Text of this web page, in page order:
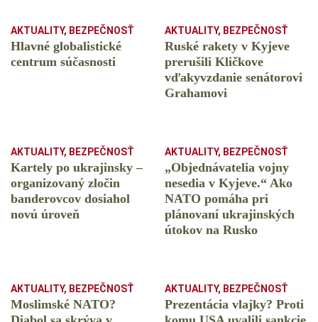
AKTUALITY, BEZPEČNOSŤ
Hlavné globalistické
centrum súčasnosti
AKTUALITY, BEZPEČNOSŤ
Ruské rakety v Kyjeve
prerušili Kličkove
vďakyvzdanie senátorovi
Grahamovi
AKTUALITY, BEZPEČNOSŤ
Kartely po ukrajinsky –
organizovaný zločin
banderovcov dosiahol
novú úroveň
AKTUALITY, BEZPEČNOSŤ
„Objednávatelia vojny
nesedia v Kyjeve.“ Ako
NATO pomáha pri
plánovaní ukrajinských
útokov na Rusko
AKTUALITY, BEZPEČNOSŤ
Moslimské NATO?
AKTUALITY, BEZPEČNOSŤ
Prezentácia vlajky? Proti